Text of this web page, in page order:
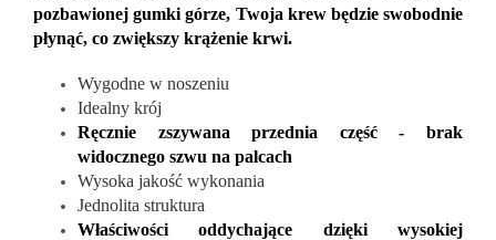
pozbawionej gumki górze, Twoja krew będzie swobodnie
płynąć, co zwiększy krążenie krwi.
Wygodne w noszeniu
Idealny krój
Ręcznie zszywana przednia część - brak
widocznego szwu na palcach
Wysoka jakość wykonania
Jednolita struktura
Właściwości oddychające dzięki wysokiej